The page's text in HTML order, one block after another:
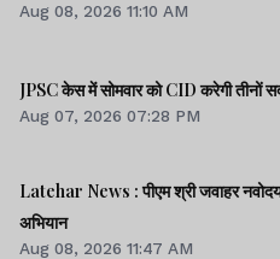
Aug 08, 2026 11:10 AM
JPSC केस में सोमवार को CID करेगी तीनों
Aug 07, 2026 07:28 PM
Latehar News : पीएम श्री जवाहर नवोदय
अभियान
Aug 08, 2026 11:47 AM